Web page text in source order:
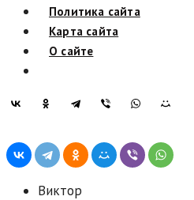
Политика сайта
Карта сайта
О сайте
Виктор